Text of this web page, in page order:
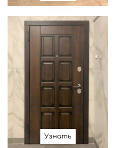
Узнать